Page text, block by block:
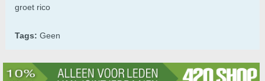
groet rico
Tags: Geen